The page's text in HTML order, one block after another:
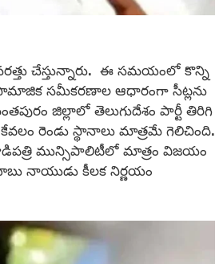
చేస్తున్నారు. ఈ సమయంలో కొన్ని
సమీకరణాల ఆధారంగా సీట్లను
జిల్లాలో తెలుగుదేశం పార్టీ తిరిగి
కేవలం రెండు స్థానాలు మాత్రమే గెలిచింది.
మున్సిపాలిటీలో మాత్రం విజయం
నాయుడు కీలక నిర్ణయం